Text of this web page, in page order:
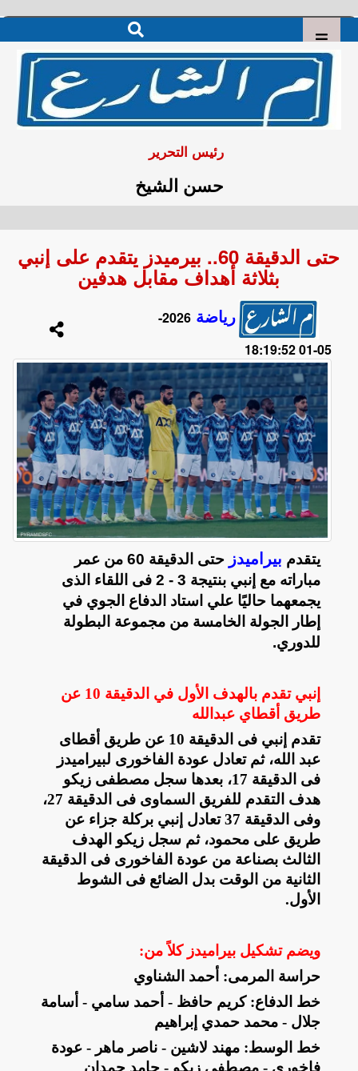
رئيس التحرير
حسن الشيخ
حتى الدقيقة 60.. بيرميدز يتقدم على إنبي
بثلاثة أهداف مقابل هدفين
رياضة
2026-
05-01 18:19:52
يتقدم بيراميدز
حتى الدقيقة 60 من عمر
مباراته مع إنبي بنتيجة 3 - 2 فى اللقاء الذى
يجمعهما حاليًا علي استاد الدفاع الجوي في
إطار الجولة الخامسة من مجموعة البطولة
للدوري.
إنبي تقدم بالهدف الأول في الدقيقة 10 عن
طريق أقطاي عبدالله
تقدم إنبي فى الدقيقة 10 عن طريق أقطاى
عبد الله، ثم تعادل عودة الفاخورى لبيراميدز
فى الدقيقة 17، بعدها سجل مصطفى زيكو
هدف التقدم للفريق السماوى فى الدقيقة 27،
وفى الدقيقة 37 تعادل إنبي بركلة جزاء عن
طريق على محمود، ثم سجل زيكو الهدف
الثالث بصناعة من عودة الفاخورى فى الدقيقة
الثانية من الوقت بدل الضائع فى الشوط
الأول.
ويضم تشكيل بيراميدز كلاً من:
حراسة المرمى: أحمد الشناوي
خط الدفاع: كريم حافظ - أحمد سامي - أسامة
جلال - محمد حمدي إبراهيم
خط الوسط: مهند لاشين - ناصر ماهر - عودة
فاخوري - مصطفى زيكو - حامد حمدان